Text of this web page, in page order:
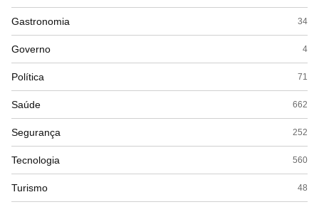
Gastronomia 34
Governo 4
Política 71
Saúde 662
Segurança 252
Tecnologia 560
Turismo 48